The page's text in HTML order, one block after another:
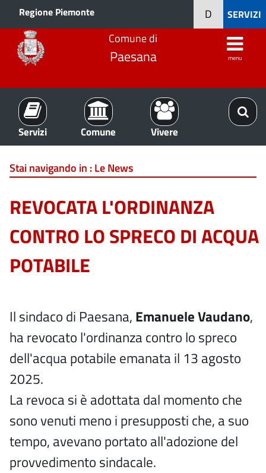
Regione Piemonte SERVIZI
D
Comune di
Paesana menu
Servizi Comune Vivere
Stai navigando in :Le News
REVOCATA L'ORDINANZA
CONTRO LO SPRECO DI ACQUA
POTABILE
Il sindaco di Paesana, Emanuele Vaudano,
ha revocato l'ordinanza contro lo spreco
dell'acqua potabile emanata il 13 agosto
2025.
La revoca si è adottata dal momento che
sono venuti meno i presupposti che, a suo
tempo, avevano portato all'adozione del
provvedimento sindacale.